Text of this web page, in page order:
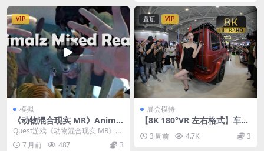
VIP
模拟
《动物混合现实 MR》Animal
z Mixed Reality v1.558.558
Quest游戏《动物混合现实 MR》A
nimalz Mixed Reality ...
7 月前 487 3
置顶 VIP
展会模特
【8K 180°VR 左右格式】车模
敏敏深圳九州改装车展2025
3 周前 4.7K 3